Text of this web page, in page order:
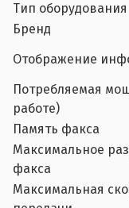
Тип оборудования
Бренд
Отображение
Потребляемая
работе)
Память факса
Максимальное
факса
Максимальная